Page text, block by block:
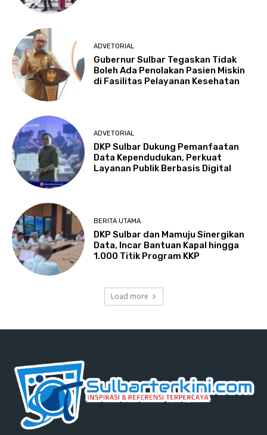
ADVETORIAL
Gubernur Sulbar Tegaskan Tidak
Boleh Ada Penolakan Pasien Miskin
di Fasilitas Pelayanan Kesehatan
ADVETORIAL
DKP Sulbar Dukung Pemanfaatan
Data Kependudukan, Perkuat
Layanan Publik Berbasis Digital
BERITA UTAMA
DKP Sulbar dan Mamuju Sinergikan
Data, Incar Bantuan Kapal hingga
1.000 Titik Program KKP
Load more